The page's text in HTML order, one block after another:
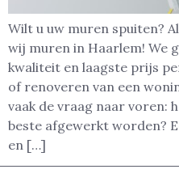
Wilt u uw muren spuiten?
wij muren in Haarlem! We
kwaliteit en laagste prijs
of renoveren van een
vaak de vraag naar voren:
beste afgewerkt worden?
en […]